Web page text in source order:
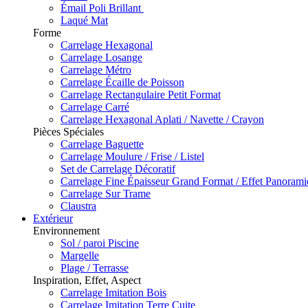
Émail Poli Brillant
Laqué Mat
Forme
Carrelage Hexagonal
Carrelage Losange
Carrelage Métro
Carrelage Écaille de Poisson
Carrelage Rectangulaire Petit Format
Carrelage Carré
Carrelage Hexagonal Aplati / Navette / Crayon
Pièces Spéciales
Carrelage Baguette
Carrelage Moulure / Frise / Listel
Set de Carrelage Décoratif
Carrelage Fine Épaisseur Grand Format / Effet
Carrelage Sur Trame
Claustra
Extérieur
Environnement
Sol / paroi Piscine
Margelle
Plage / Terrasse
Inspiration, Effet, Aspect
Carrelage Imitation Bois
Carrelage Imitation Terre Cuite